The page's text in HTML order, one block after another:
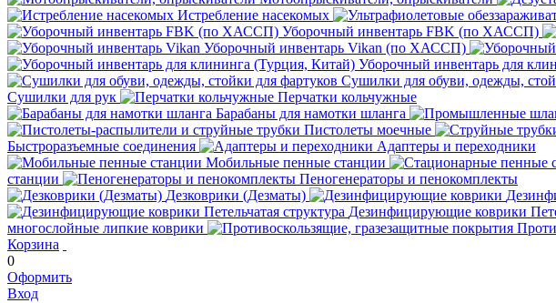
Истребление насекомых
Уборочный инвентарь FBK (по ХАССП)
Уборочный инвентарь Vikan (по ХАССП)
Уборочный инвентарь для
Сушилки для обуви, одежды,
Сушилки для рук
Перчатки кольчужные
Барабаны для намотки шланга
Пистолеты моечные
Быстроразъемные соединения
Адаптеры и переходники
Мобильные пенные станции
станции
Пеногенераторы и пенокомплекты
Дезковрики (Дезматы)
Дезинфицирующие коврики
многослойные липкие коврики
Корзина
0
Оформить
Вход